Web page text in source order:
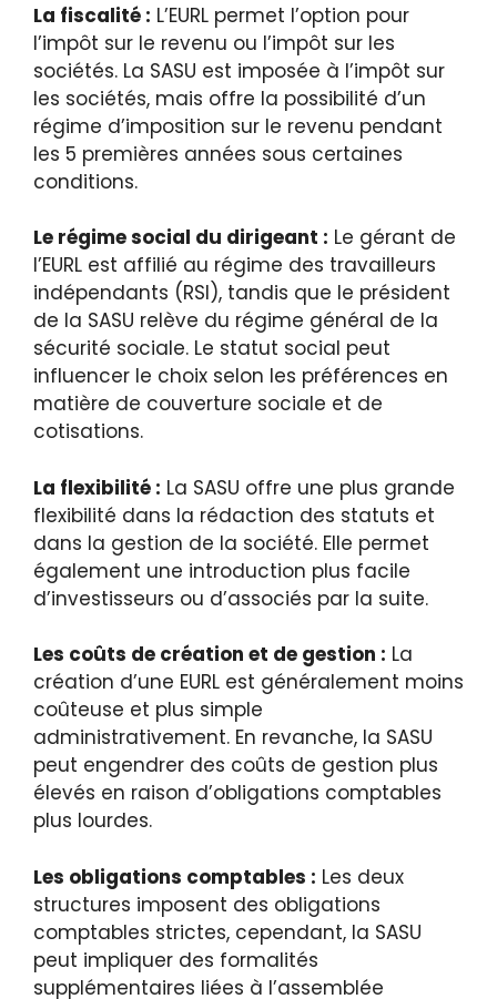
La fiscalité : L’EURL permet l’option pour
l’impôt sur le revenu ou l’impôt sur les
sociétés. La SASU est imposée à l’impôt sur
les sociétés, mais offre la possibilité d’un
régime d’imposition sur le revenu pendant
les 5 premières années sous certaines
conditions.
Le régime social du dirigeant : Le gérant de
l’EURL est affilié au régime des travailleurs
indépendants (RSI), tandis que le président
de la SASU relève du régime général de la
sécurité sociale. Le statut social peut
influencer le choix selon les préférences en
matière de couverture sociale et de
cotisations.
La flexibilité : La SASU offre une plus grande
flexibilité dans la rédaction des statuts et
dans la gestion de la société. Elle permet
également une introduction plus facile
d’investisseurs ou d’associés par la suite.
Les coûts de création et de gestion : La
création d’une EURL est généralement moins
coûteuse et plus simple
administrativement. En revanche, la SASU
peut engendrer des coûts de gestion plus
élevés en raison d’obligations comptables
plus lourdes.
Les obligations comptables : Les deux
structures imposent des obligations
comptables strictes, cependant, la SASU
peut impliquer des formalités
supplémentaires liées à l’assemblée